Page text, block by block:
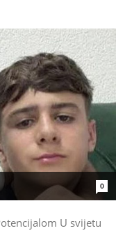
0
U svijetu